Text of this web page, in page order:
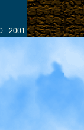
- 2001